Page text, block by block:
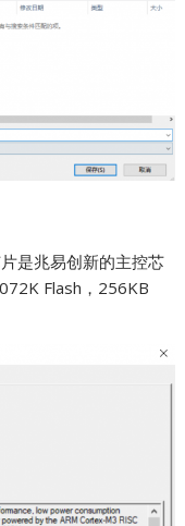
是兆易创新的主控芯
Flash，256KB